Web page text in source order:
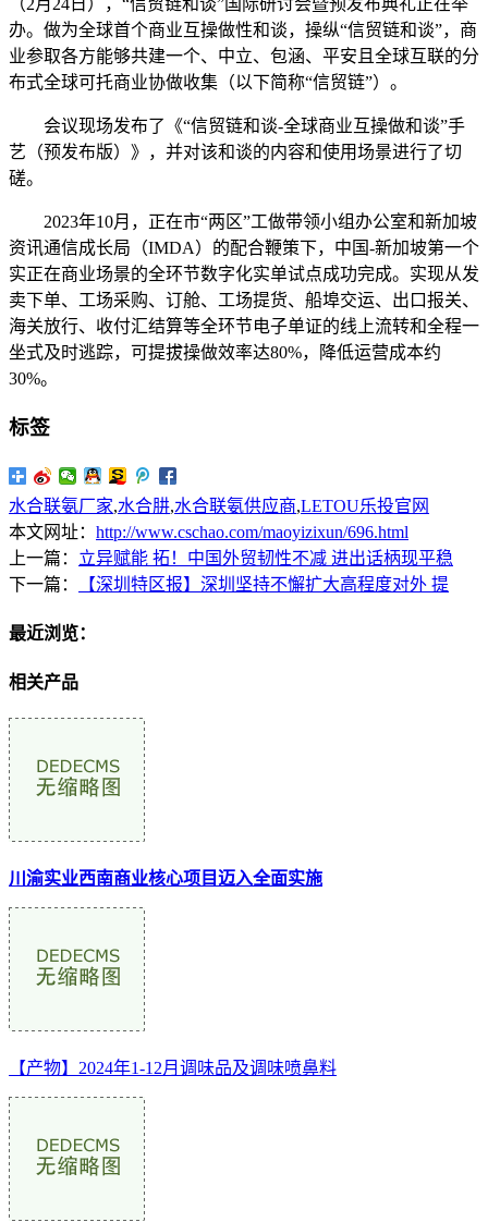
（2月24日），“信贸链和谈”国际研讨会暨预发布典礼正在举
办。做为全球首个商业互操做性和谈，操纵“信贸链和谈”，商
业参取各方能够共建一个、中立、包涵、平安且全球互联的分
布式全球可托商业协做收集（以下简称“信贸链”）。
会议现场发布了《“信贸链和谈-全球商业互操做和谈”手
艺（预发布版）》，并对该和谈的内容和使用场景进行了切
磋。
2023年10月，正在市“两区”工做带领小组办公室和新加坡
资讯通信成长局（IMDA）的配合鞭策下，中国-新加坡第一个
实正在商业场景的全环节数字化实单试点成功完成。实现从发
卖下单、工场采购、订舱、工场提货、船埠交运、出口报关、
海关放行、收付汇结算等全环节电子单证的线上流转和全程一
坐式及时逃踪，可提拔操做效率达80%，降低运营成本约
30%。
标签
水合联氨厂家,水合肼,水合联氨供应商,LETOU乐投官网
本文网址： http://www.cschao.com/maoyizixun/696.html
上一篇： 立异赋能 拓！中国外贸韧性不减 进出话柄现平稳
下一篇：
【深圳特区报】深圳坚持不懈扩大高程度对外 提
最近浏览：
相关产品
川渝实业西南商业核心项目迈入全面实施
【产物】2024年1-12月调味品及调味喷鼻料